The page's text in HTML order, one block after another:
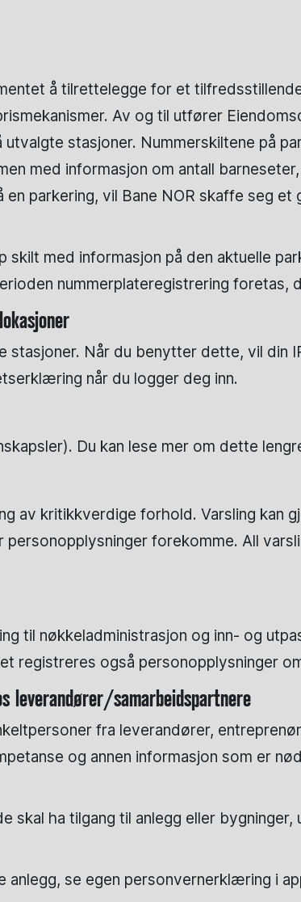
å tilrettelegge for et
Av og til utfører
stasjoner. Nummerskiltene på
med informasjon om antall
parkering, vil Bane NOR skaffe seg
med informasjon på den aktuelle
nummerplateregistrering foretas,
stasjoner. Når du benytter dette, vil din
når du logger deg inn.
Du kan lese mer om dette
av kritikkverdige forhold. Varsling kan
personopplysninger forekomme. All
til nøkkeladministrasjon og inn- og
registreres også personopplysninger
leverandører/samarbeidspartnere
fra leverandører,
og annen informasjon som er
skal ha tilgang til anlegg eller
anlegg, se egen personvernerklæring i